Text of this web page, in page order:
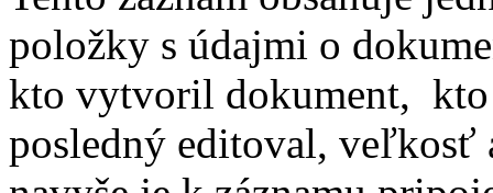
položky s údajmi o
kto vytvoril dokument,
posledný editoval, veľkosť